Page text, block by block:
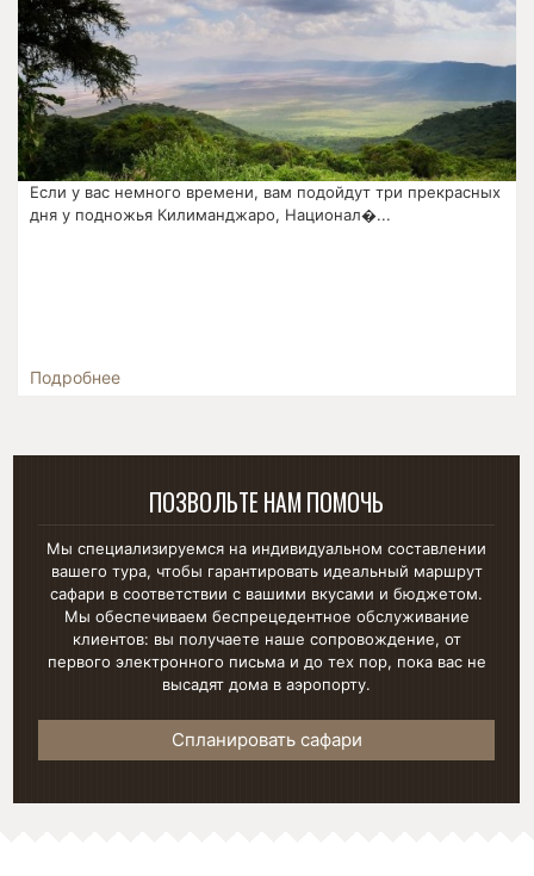
Если у вас немного времени, вам подойдут три прекрасных
дня у подножья Килиманджаро, Национал�...
Подробнее
ПОЗВОЛЬТЕ НАМ ПОМОЧЬ
Мы специализируемся на индивидуальном составлении
вашего тура, чтобы гарантировать идеальный маршрут
сафари в соответствии с вашими вкусами и бюджетом.
Мы обеспечиваем беспрецедентное обслуживание
клиентов: вы получаете наше сопровождение, от
первого электронного письма и до тех пор, пока вас не
высадят дома в аэропорту.
Спланировать сафари